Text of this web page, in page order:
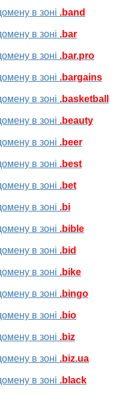
в зоні .band
в зоні .bar
в зоні .bar.pro
в зоні .bargains
в зоні .basketball
в зоні .beauty
в зоні .beer
в зоні .best
в зоні .bet
в зоні .bi
в зоні .bible
в зоні .bid
в зоні .bike
в зоні .bingo
в зоні .bio
в зоні .biz
в зоні .biz.ua
в зоні .black